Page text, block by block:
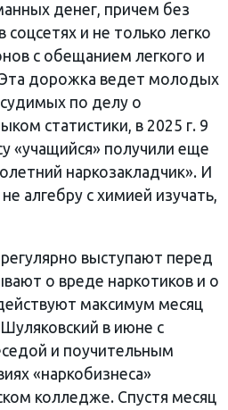
денег, причем без
соцсетях и не только легко
с обещанием легкого и
дорожка ведет молодых
по делу о
статистики, в 2025 г. 9
«учащийся» получили еще
наркозакладчик». И
алгебру с химией изучать,
выступают перед
о вреде наркотиков и о
максимум месяц
в июне с
и поучительным
«наркобизнеса»
колледже. Спустя месяц